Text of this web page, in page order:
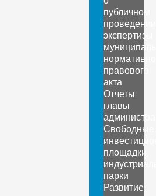
публичном
проведении
экспертизы
правового
акта
Отчеты
главы
Свободные
площадки,
парки
Развитие